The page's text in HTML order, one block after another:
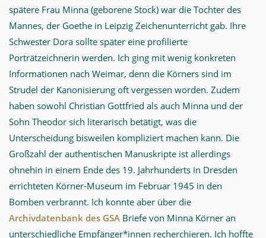
spätere Frau Minna (geborene Stock) war die Tochter des
Mannes, der Goethe in Leipzig Zeichenunterricht gab. Ihre
Schwester Dora sollte später eine profilierte
Porträtzeichnerin werden. Ich ging mit wenig konkreten
Informationen nach Weimar, denn die Körners sind im
Strudel der Kanonisierung oft vergessen worden. Zudem
haben sowohl Christian Gottfried als auch Minna und der
Sohn Theodor sich literarisch betätigt, was die
Unterscheidung bisweilen kompliziert machen kann. Die
Großzahl der authentischen Manuskripte ist allerdings
ohnehin in einem Ende des 19. Jahrhunderts in Dresden
errichteten Körner-Museum im Februar 1945 in den
Bomben verbrannt. Ich konnte aber über die
Archivdatenbank des GSA Briefe von Minna Körner an
unterschiedliche Empfänger*innen recherchieren. Ich hoffte